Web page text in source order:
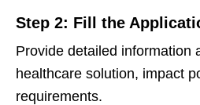
Step 2: Fill the
Provide detailed information
healthcare solution, impact
requirements.